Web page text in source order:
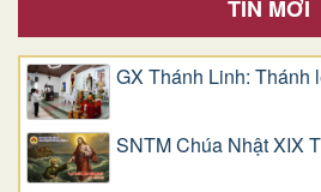
TIN MỚI
GX Thánh Linh: Thánh
SNTM Chúa Nhật XIX